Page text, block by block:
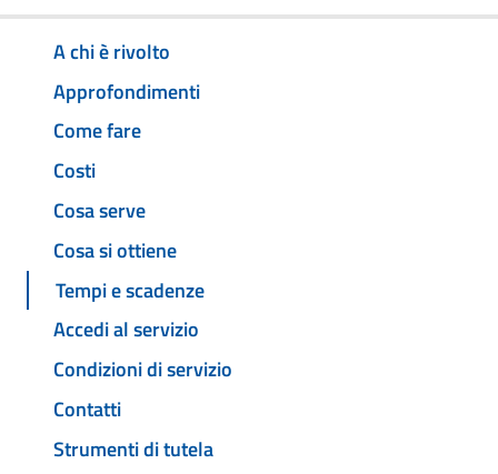
A chi è rivolto
Approfondimenti
Come fare
Costi
Cosa serve
Cosa si ottiene
Tempi e scadenze
Accedi al servizio
Condizioni di servizio
Contatti
Strumenti di tutela